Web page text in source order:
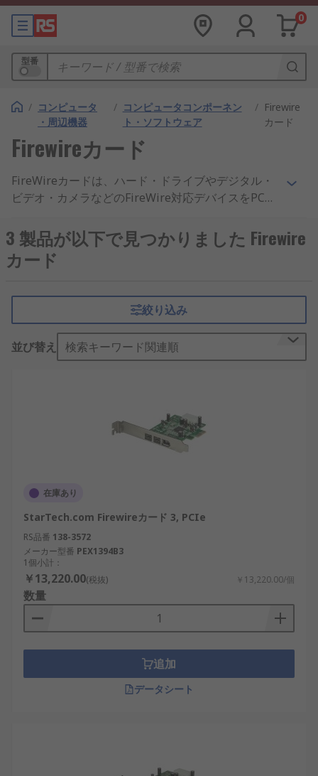
0
型番
/ コンピュータ
・周辺機器
/ コンピュータコンポーネン
ト・ソフトウェア
/ Firewire
カード
Firewireカード
FireWireカードは、ハード・ドライブやデジタル・
ビデオ・カメラなどのFireWire対応デバイスをPC又
す。FireWireは、USB、イーサネット、又はワイヤ
レスネットワークを超える高速データ転送速度を実
現します。FireWireカードは、Windows PCなどの
用に最適です。
3 製品が以下で見つかりました Firewire
カード
絞り込み
並び替え 検索キーワード関連順
在庫あり
StarTech.com Firewireカード 3, PCIe
RS品番 138-3572
メーカー型番 PEX1394B3
1個小計：
￥13,220.00(税抜) ￥13,220.00/個
数量
追加
データシート